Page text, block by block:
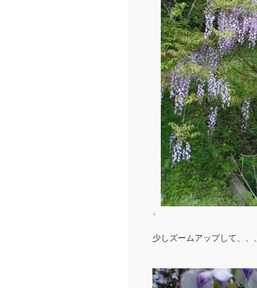
少しズームアップして、、、